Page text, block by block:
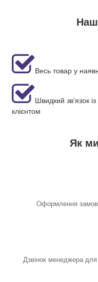
Весь товар у
Швидкий зв'язок із
клієнтом
Як
Оформлення
Дзвінок менеджера